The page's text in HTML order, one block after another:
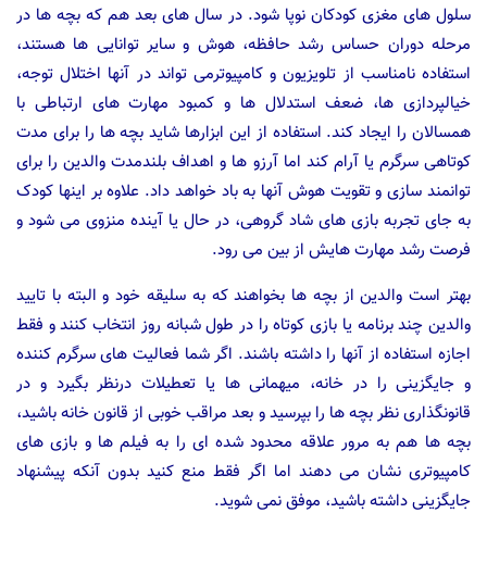
سلول های مغزی کودکان نوپا شود. در سال های بعد هم که بچه ها در
مرحله دوران حساس رشد حافظه، هوش و سایر توانایی ها هستند،
استفاده نامناسب از تلویزیون و کامپیوترمی تواند در آنها اختلال توجه،
خیالپردازی ها، ضعف استدلال ها و کمبود مهارت های ارتباطی با
همسالان را ایجاد کند. استفاده از این ابزارها شاید بچه ها را برای مدت
کوتاهی سرگرم یا آرام کند اما آرزو ها و اهداف بلندمدت والدین را برای
توانمند سازی و تقویت هوش آنها به باد خواهد داد. علاوه بر اینها کودک
به جای تجربه بازی های شاد گروهی، در حال یا آینده منزوی می شود و
فرصت رشد مهارت هایش از بین می رود.
بهتر است والدین از بچه ها بخواهند که به سلیقه خود و البته با تایید
والدین چند برنامه یا بازی کوتاه را در طول شبانه روز انتخاب کنند و فقط
اجازه استفاده از آنها را داشته باشند. اگر شما فعالیت های سرگرم کننده
و جایگزینی را در خانه، میهمانی ها یا تعطیلات درنظر بگیرد و در
قانونگذاری نظر بچه ها را بپرسید و بعد مراقب خوبی از قانون خانه باشید،
بچه ها هم به مرور علاقه محدود شده ای را به فیلم ها و بازی های
کامپیوتری نشان می دهند اما اگر فقط منع کنید بدون آنکه پیشنهاد
جایگزینی داشته باشید، موفق نمی شوید.